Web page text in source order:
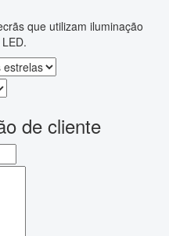
que utilizam iluminação
de cliente